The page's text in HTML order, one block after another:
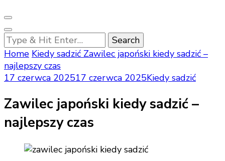
Looking
for
Something?
Home Kiedy sadzić Zawilec japoński kiedy sadzić –
najlepszy czas
17 czerwca 202517 czerwca 2025Kiedy sadzić
Zawilec japoński kiedy sadzić –
najlepszy czas